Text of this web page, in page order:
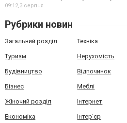
09:12,3 серпня
Рубрики новин
Загальний розділ Техніка
Туризм Нерухомість
Будівництво Відпочинок
Бізнес Меблі
Жіночий розділ Інтернет
Економіка Інтер'єр